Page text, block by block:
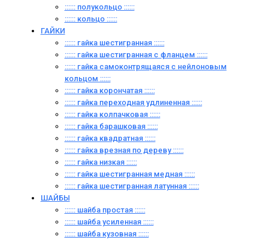
:::::: полукольцо ::::::
:::::: кольцо ::::::
ГАЙКИ
:::::: гайка шестигранная ::::::
:::::: гайка шестигранная с фланцем ::::::
:::::: гайка самоконтрящаяся с нейлоновым
кольцом ::::::
:::::: гайка корончатая ::::::
:::::: гайка переходная удлиненная ::::::
:::::: гайка колпачковая ::::::
:::::: гайка барашковая ::::::
:::::: гайка квадратная ::::::
:::::: гайка врезная по дереву ::::::
:::::: гайка низкая ::::::
:::::: гайка шестигранная медная ::::::
:::::: гайка шестигранная латунная ::::::
ШАЙБЫ
:::::: шайба простая ::::::
:::::: шайба усиленная ::::::
:::::: шайба кузовная ::::::